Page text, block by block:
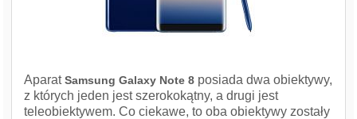
AparatSamsung Galaxy Note 8 posiada dwa obiektywy,
z których jeden jest szerokokątny, a drugi jest
teleobiektywem. Co ciekawe, to oba obiektywy zostały